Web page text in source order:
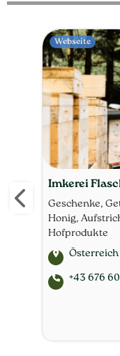
Imkerei
Geschenke,
Honig,
Hofprodukte
Österreich
+43 676
Webseite